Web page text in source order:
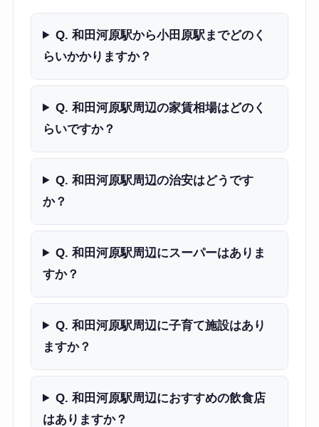
Q. 和田河原駅から小田原駅までどのく
らいかかりますか？
Q. 和田河原駅周辺の家賃相場はどのく
らいですか？
Q. 和田河原駅周辺の治安はどうです
か？
Q. 和田河原駅周辺にスーパーはありま
すか？
Q. 和田河原駅周辺に子育て施設はあり
ますか？
Q. 和田河原駅周辺におすすめの飲食店
はありますか？